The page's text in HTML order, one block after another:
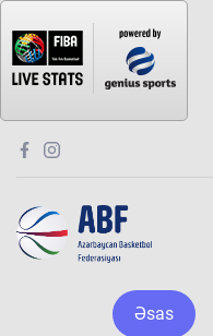
Əsas